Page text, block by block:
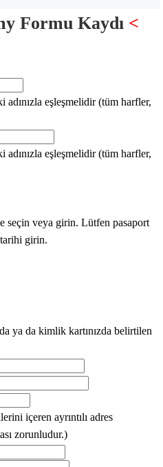
Formu Kaydı <
eşleşmelidir (tüm harfler,
eşleşmelidir (tüm harfler,
seçin veya girin. Lütfen pasaport
girin.
ya da kimlik kartınızda belirtilen
içeren ayrıntılı adres
zorunludur.)